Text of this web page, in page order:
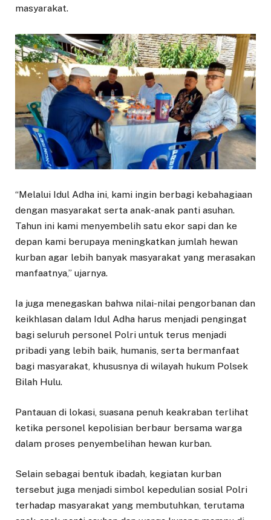
masyarakat.
“Melalui Idul Adha ini, kami ingin berbagi kebahagiaan
dengan masyarakat serta anak-anak panti asuhan.
Tahun ini kami menyembelih satu ekor sapi dan ke
depan kami berupaya meningkatkan jumlah hewan
kurban agar lebih banyak masyarakat yang merasakan
manfaatnya,” ujarnya.
Ia juga menegaskan bahwa nilai-nilai pengorbanan dan
keikhlasan dalam Idul Adha harus menjadi pengingat
bagi seluruh personel Polri untuk terus menjadi
pribadi yang lebih baik, humanis, serta bermanfaat
bagi masyarakat, khususnya di wilayah hukum Polsek
Bilah Hulu.
Pantauan di lokasi, suasana penuh keakraban terlihat
ketika personel kepolisian berbaur bersama warga
dalam proses penyembelihan hewan kurban.
Selain sebagai bentuk ibadah, kegiatan kurban
tersebut juga menjadi simbol kepedulian sosial Polri
terhadap masyarakat yang membutuhkan, terutama